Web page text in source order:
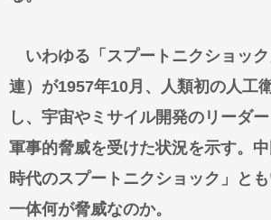
いわゆる「スプートニクショッ
連）が1957年10月、人類初の人工
し、宇宙やミサイル開発のリーダ
軍事的脅威を受けた状況を示す。
時代のスプートニクショック」と
一体何が脅威なのか。